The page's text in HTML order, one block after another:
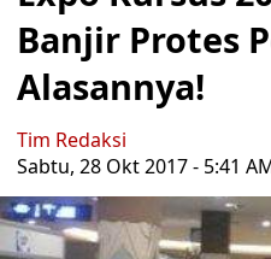
Banjir Protes
Alasannya!
Tim Redaksi
Sabtu, 28 Okt 2017 - 5:41